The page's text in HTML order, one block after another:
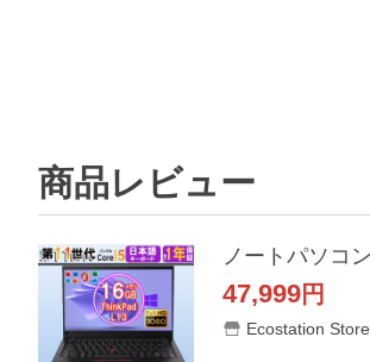
商品レビュー
47,999円
Ecostation Store